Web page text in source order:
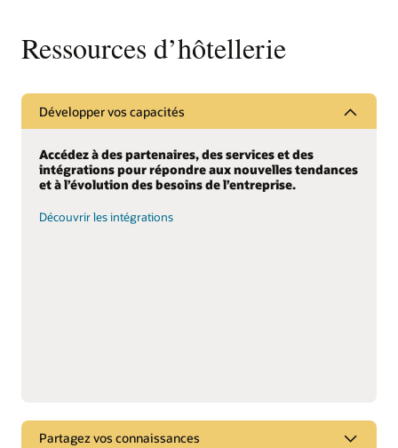
Ressources d’hôtellerie
Développer vos capacités
Accédez à des partenaires, des services et des
intégrations pour répondre aux nouvelles tendances
et à l’évolution des besoins de l’entreprise.
Découvrir les intégrations
Partagez vos connaissances